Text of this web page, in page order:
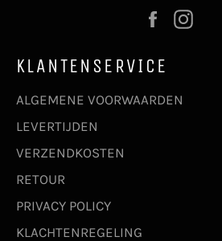
Facebook
KLANTENSERVICE
ALGEMENE VOORWAARDEN
LEVERTIJDEN
VERZENDKOSTEN
RETOUR
PRIVACY POLICY
KLACHTENREGELING